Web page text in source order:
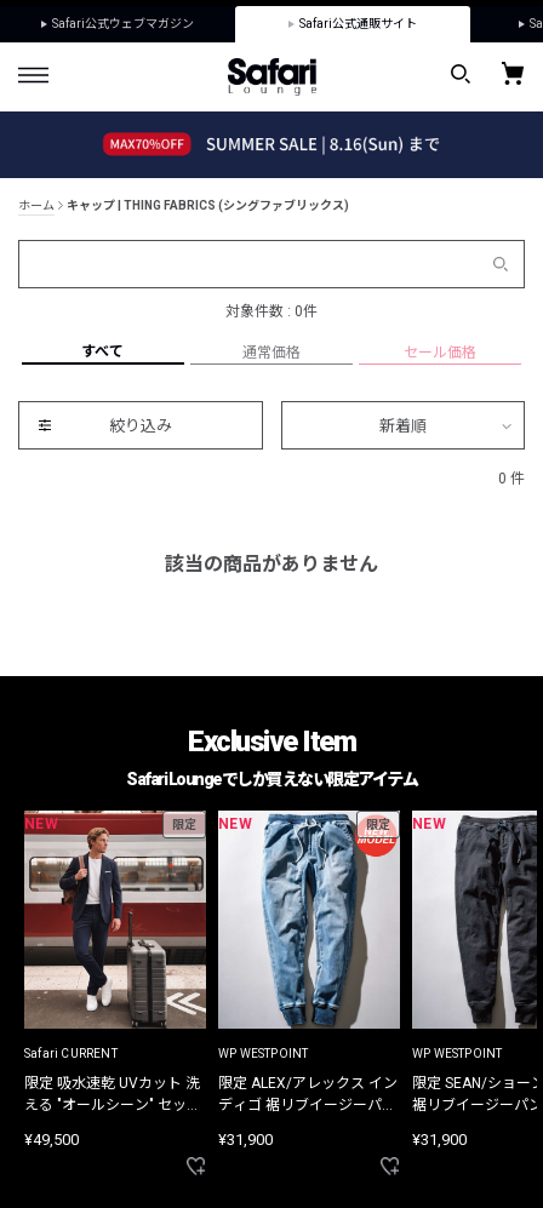
Safari公式ウェブマガジン Safari公式通販サイト
ホーム キャップ | THING FABRICS (シングファブリックス)
対象件数 : 0件
すべて 通常価格 セール価格
絞り込み 新着順
0 件
該当の商品がありません
Exclusive Item
Safari Loungeでしか買えない限定アイテム
NEW 限定
Safari CURRENT
限定 吸水速乾 UVカット 洗
える "オールシーン" セット
¥49,500
NEW 限定
WP WESTPOINT
限定 ALEX/アレックス イン
ディゴ 裾リブイージーパン
¥31,900
NEW
WP WESTPOINT
限定 SEAN/ショー
裾リブイージーパ
¥31,900